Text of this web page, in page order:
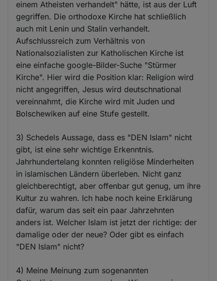
einem Atheisten verhandelt" hätte, ist aus der Luft
gegriffen. Die orthodoxe Kirche hat schließlich
auch mit Lenin und Stalin verhandelt.
Aufschlussreich zum Verhältnis von
Nationalsozialisten zur Katholischen Kirche ist
eine einfache google-Bilder-Suche "Stürmer
Kirche". Hier wird die Position klar: Religion wird
nicht angegriffen, Jesus wird deutschnational
vereinnahmt, die Kirche wird mit Juden und
Bolschewiken auf eine Stufe gestellt.
3) Schedels Aussage, dass es "DEN Islam" nicht
gibt, ist eine sehr wichtige Erkenntnis.
Jahrhundertelang konnten religiöse Minderheiten
in islamischen Ländern überleben. Nicht ganz
gleichberechtigt, aber offenbar gut genug, um ihre
Kultur zu wahren. Ich habe noch keine Erklärung
dafür, warum das seit ein paar Jahrzehnten
anders ist. Welcher Islam ist jetzt der richtige: der
damalige oder der neue? Oder gibt es einfach
"DEN Islam" nicht?
4) Meine Meinung zum sogenannten